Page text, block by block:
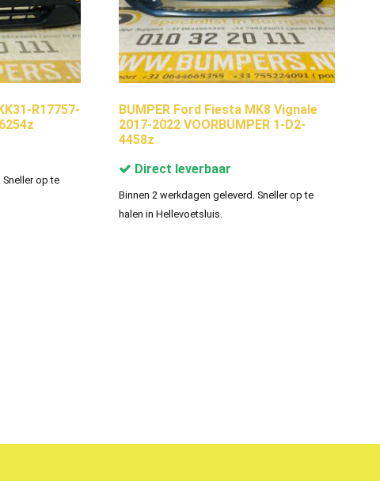
R17757-
Sneller op te
BUMPER Ford Fiesta MK8 Vignale
2017-2022 VOORBUMPER 1-D2-
4458z
Direct leverbaar
Binnen 2 werkdagen geleverd. Sneller op te
halen in Hellevoetsluis.